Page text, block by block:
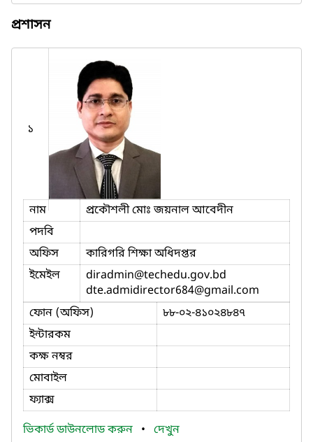
প্রশাসন
১
নাম
প্রকৌশলী মোঃ জয়নাল আবেদীন
পদবি
অফিস
কারিগরি শিক্ষা অধিদপ্তর
ইমেইল
diradmin@techedu.gov.bd
dte.admidirector684@gmail.com
ফোন (অফিস)
৮৮-০২-৪১০২৪৮৪৭
ইন্টারকম
কক্ষ নম্বর
মোবাইল
ফ্যাক্স
ভিকার্ড ডাউনলোড করুন • দেখুন